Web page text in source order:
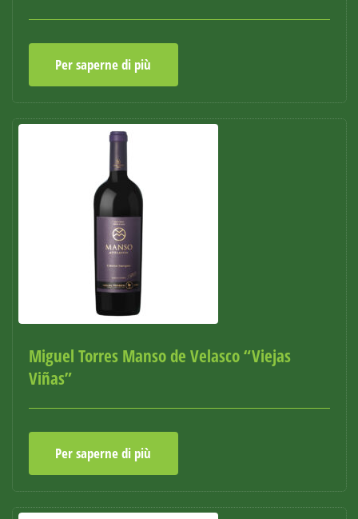
Per saperne di più
Miguel Torres Manso de Velasco “Viejas
Viñas”
Per saperne di più